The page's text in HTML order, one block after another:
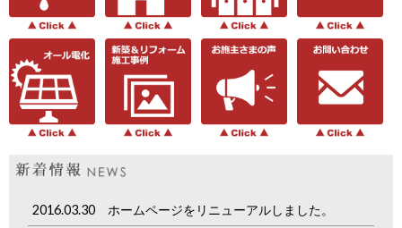
2016.03.30 ホームページをリニューアルしました。